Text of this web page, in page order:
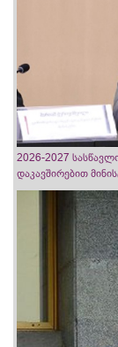
2026-2027
დაკავშირებით